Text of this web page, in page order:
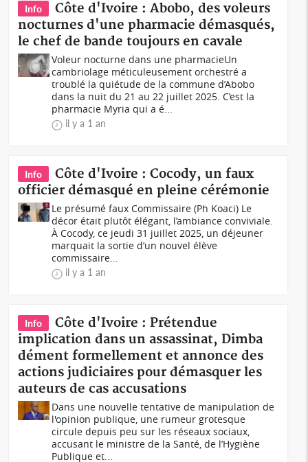
Info
Côte d'Ivoire : Abobo, des voleurs
nocturnes d'une pharmacie démasqués,
le chef de bande toujours en cavale
Voleur nocturne dans une pharmacieUn
cambriolage méticuleusement orchestré a
troublé la quiétude de la commune d’Abobo
dans la nuit du 21 au 22 juillet 2025. C’est la
pharmacie Myria qui a é...
il y a 1 an
Info
Côte d'Ivoire : Cocody, un faux
officier démasqué en pleine cérémonie
Le présumé faux Commissaire (Ph Koaci) Le
décor était plutôt élégant, l’ambiance conviviale.
À Cocody, ce jeudi 31 juillet 2025, un déjeuner
marquait la sortie d’un nouvel élève
commissaire...
il y a 1 an
Info
Côte d'Ivoire : Prétendue
implication dans un assassinat, Dimba
dément formellement et annonce des
actions judiciaires pour démasquer les
auteurs de cas accusations
Dans une nouvelle tentative de manipulation de
l'opinion publique, une rumeur grotesque
circule depuis peu sur les réseaux sociaux,
accusant le ministre de la Santé, de l’Hygiène
Publique et...